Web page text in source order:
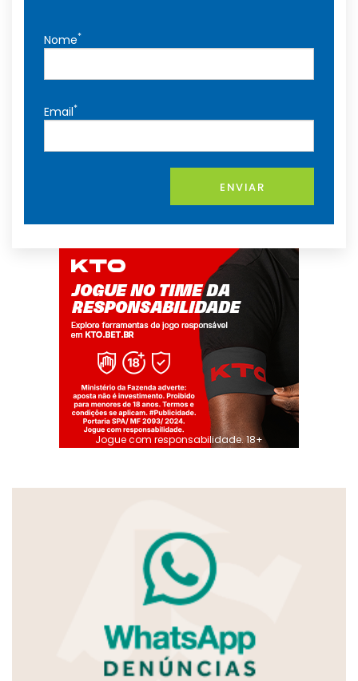
Nome*
Email*
ENVIAR
Jogue com responsabilidade. 18+